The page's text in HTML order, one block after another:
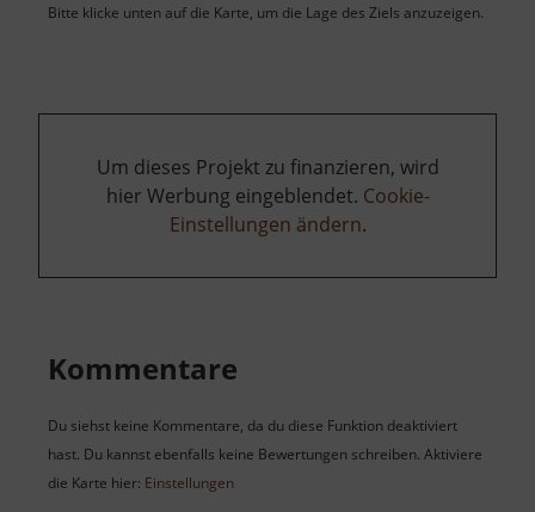
Bitte klicke unten auf die Karte, um die Lage des Ziels anzuzeigen.
Um dieses Projekt zu finanzieren, wird
hier Werbung eingeblendet. Cookie-
Einstellungen ändern.
Kommentare
Du siehst keine Kommentare, da du diese Funktion deaktiviert
hast. Du kannst ebenfalls keine Bewertungen schreiben. Aktiviere
die Karte hier: Einstellungen